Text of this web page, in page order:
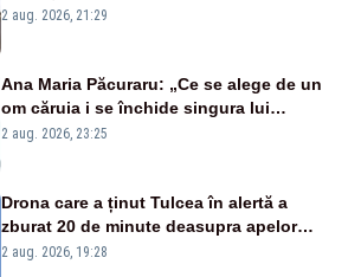
Ce spune legea
2 aug. 2026, 21:29
Ana Maria Păcuraru: „Ce se alege de un
om căruia i se închide singura lui
portiță?”
2 aug. 2026, 23:25
Drona care a ținut Tulcea în alertă a
zburat 20 de minute deasupra apelor
României. Au fost ridicate două F-16
2 aug. 2026, 19:28